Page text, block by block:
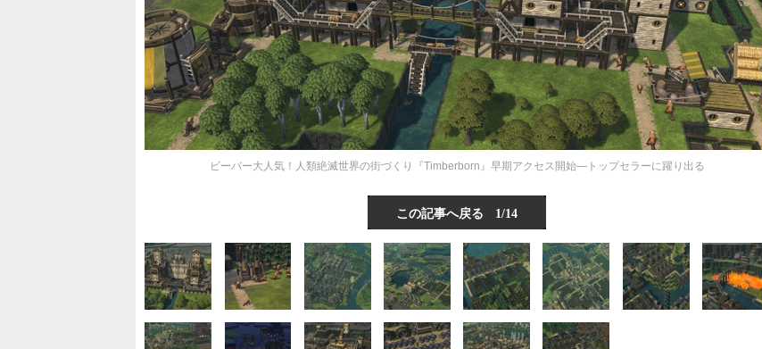
ビーバー大人気！人類絶滅世界の街づくり『Timberborn』早期アクセス開始―トップセラーに躍り出る
この記事へ戻る 1/14